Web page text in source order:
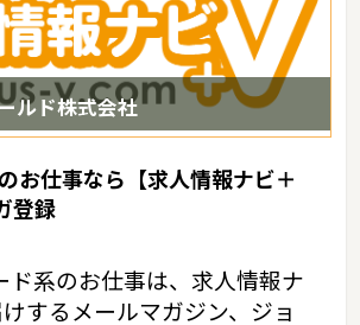
ルド株式会社
お仕事なら【求人情報ナビ＋
登録
ド系のお仕事は、求人情報ナ
するメールマガジン、ジョ